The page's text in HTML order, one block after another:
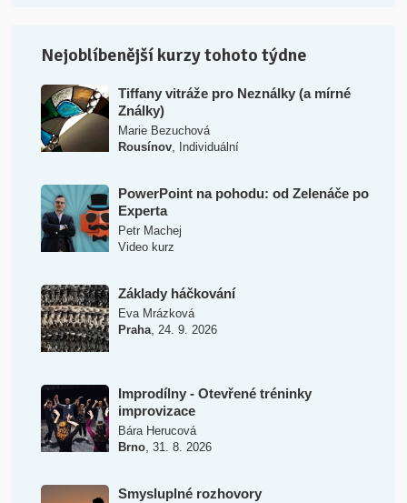
Nejoblíbenější kurzy tohoto týdne
Tiffany vitráže pro Neználky (a mírné
Ználky)
Marie Bezuchová
Rousínov, Individuální
PowerPoint na pohodu: od Zelenáče po
Experta
Petr Machej
Video kurz
Základy háčkování
Eva Mrázková
Praha, 24. 9. 2026
Improdílny - Otevřené tréninky
improvizace
Bára Herucová
Brno, 31. 8. 2026
Smysluplné rozhovory